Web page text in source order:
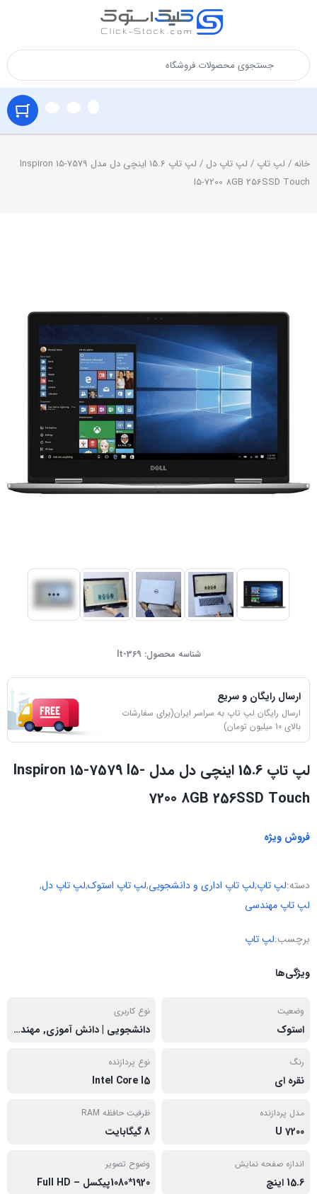
خانه/ لپ تاپ / لپ تاپ دل
/ لپ تاپ 15.6 اینچی دل مدل Inspiron 15-7579
I5-7200 8GB 256SSD Touch
شناسه محصول:lt-369
ارسال رایگان و سریع
ارسال رایگان لپ تاپ به سراسر ایران(برای سفارشات
بالای 10 میلیون تومان)
لپ تاپ 15.6 اینچی دل مدل Inspiron 15-7579 I5-
7200 8GB 256SSD Touch
فروش ویژه
دسته:لپ تاپ,لپ تاپ اداری و دانشجویی,لپ تاپ استوک,لپ تاپ دل,
لپ تاپ مهندسی
برچسب:لپ تاپ
ویژگی‌ها
وضعیت
استوک
نوع کاربری
دانشجویی | دانش آموزی, مهندسی
رنگ
نقره ای
نوع پردازنده
Intel Core I5
مدل پردازنده
7200 U
ظرفیت حافظه RAM
8 گیگابایت
اندازه صفحه نمایش
15.6 اینچ
وضوح تصویر
1920*1080پیکسل – Full HD